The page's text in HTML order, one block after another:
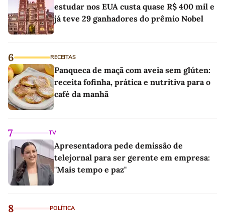
estudar nos EUA custa quase R$ 400 mil e
já teve 29 ganhadores do prêmio Nobel
6 RECEITAS
Panqueca de maçã com aveia sem glúten:
receita fofinha, prática e nutritiva para o
café da manhã
7 TV
Apresentadora pede demissão de
telejornal para ser gerente em empresa:
"Mais tempo e paz"
8 POLÍTICA